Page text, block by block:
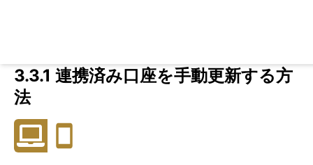
3.3.1 連携済み口座を手動更新する方
法